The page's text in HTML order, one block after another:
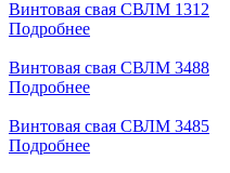
Винтовая свая СВЛМ 1312
Подробнее
Винтовая свая СВЛМ 3488
Подробнее
Винтовая свая СВЛМ 3485
Подробнее